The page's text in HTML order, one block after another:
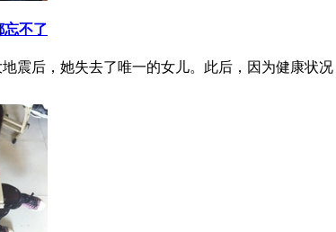
忘不了
震后，她失去了唯一的女儿。此后，因为健康